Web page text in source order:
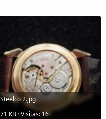
Steelco 2.jpg
71 KB · Visitas: 16